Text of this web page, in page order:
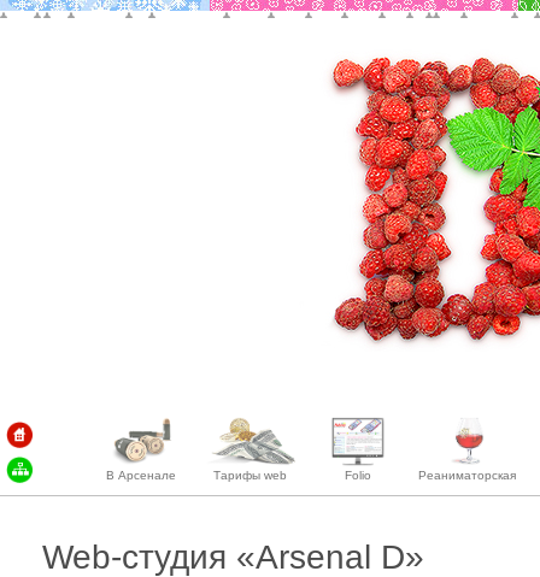
В Арсенале Тарифы web Folio Реаниматорская
Web-студия «Arsenal D»